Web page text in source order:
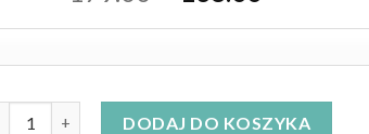
DODAJ DO KOSZYKA